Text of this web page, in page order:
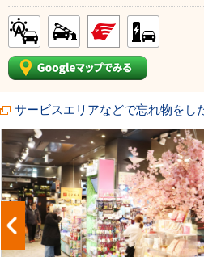
サービスエリアなどで忘れ物をし